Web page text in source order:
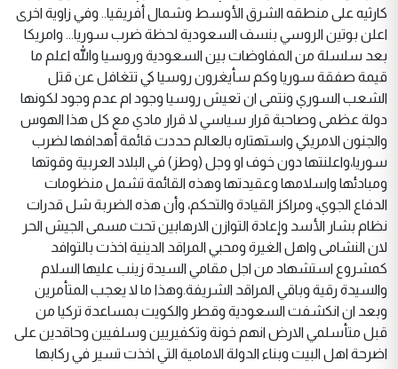
كارثيه على منطقه الشرق الأوسط وشمال أفريقيا.. وفي زاوية اخرى
اعلن بوتين الروسي بنسف السعودية لحظة ضرب سوريا... وامريكا
بعد سلسلة من المفاوضات بين السعودية وروسيا والله اعلم ما
قيمة صفقة سوريا وكم سأيغرون روسيا كي تتغافل عن قتل
الشعب السوري ونتمى ان تعيش روسيا وجود ام عدم وجود لكونها
دولة عظمى وصاحبة قرار سياسي لا قرار مادي مع كل هذا الهوس
والجنون الامريكي واستهتاره بالعالم حددت قائمة أهدافها لضرب
سوريا،واعلنتها دون خوف او وجل (وطز) في البلاد العربية وقوتها
ومبادئها واسلامها وعقيدتها وهذه القائمة تشمل منظومات
الدفاع الجوي، ومراكز القيادة والتحكم، وأن هذه الضربة شل قدرات
نظام بشار الأسد وإعادة التوازن الارهابين تحت مسمى الجيش الحر
لان النشامى واهل الغيرة ومحبي المراقد الدينية اخذت بالتوافد
كمشروع استشهاد من اجل مقامي السيدة زينب عليها السلام
والسيدة رقية وباقي المراقد الشريفة.وهذا ما لا يعجب المتأمرين
وبعد ان انكشفت السعودية وقطر والكويت بمساعدة تركيا من
قبل متأسلمي الارض انهم خونة وتكفيريين وسلفيين وحاقدين على
اضرحة اهل البيت وبناء الدولة الامامية التي اخذت تسير في ركابها